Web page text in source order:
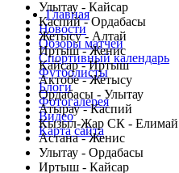
Улытау - Кайсар
Каспий - Ордабасы
Жетысу - Алтай
Иртыш - Женис
Кайсар - Иртыш
Актобе - Жетысу
Ордабасы - Улытау
Атырау - Каспий
Кызыл-Жар СК - Елимай
Астана - Женис
Улытау - Ордабасы
Иртыш - Кайсар
Главная
Новости
Обзоры матчей
Спортивный календарь
Футболисты
Блоги
Фотогалерея
Видео
Карта сайта